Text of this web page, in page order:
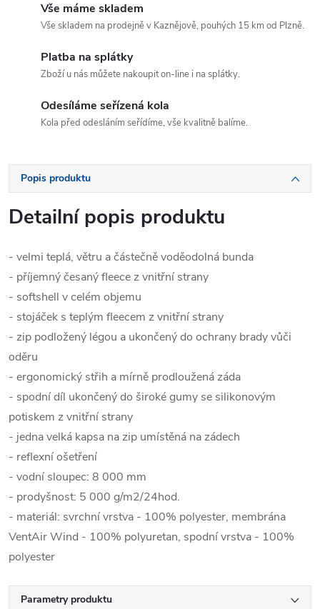
Vše máme skladem
Vše skladem na prodejně v Kaznějově, pouhých 15 km od Plzně.
Platba na splátky
Zboží u nás můžete nakoupit on-line i na splátky.
Odesíláme seřízená kola
Kola před odesláním seřídíme, vše kvalitně balíme.
Popis produktu
Detailní popis produktu
- velmi teplá, větru a částečně voděodolná bunda
- příjemný česaný fleece z vnitřní strany
- softshell v celém objemu
- stojáček s teplým fleecem z vnitřní strany
- zip podložený légou a ukončený do ochrany brady vůči
oděru
- ergonomický střih a mírně prodloužená záda
- spodní díl ukončený do široké gumy se silikonovým
potiskem z vnitřní strany
- jedna velká kapsa na zip umístěná na zádech
- reflexní ošetření
- vodní sloupec: 8 000 mm
- prodyšnost: 5 000 g/m2/24hod.
- materiál: svrchní vrstva - 100% polyester, membrána
VentAir Wind - 100% polyuretan, spodní vrstva - 100%
polyester
Parametry produktu